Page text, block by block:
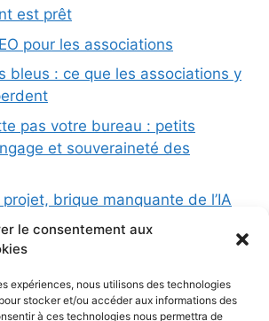
le consentement aux
expériences, nous utilisons des technologies
stocker et/ou accéder aux informations des
à ces technologies nous permettra de
est prêt
pour les associations
bleus : ce que les associations y
pas votre bureau : petits
et souveraineté des
brique manquante de l’IA
L’Intelligence Artificielle au